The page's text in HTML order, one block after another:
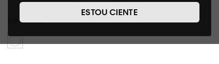
de cookies, informaremos quais cookies usaremos e quais
suas funções. A forma como processamos os dados
nosso Aviso de Privacidade. Quando você visita nosso site,
consideraremos isso como sua solicitação específica para
ESTOU CIENTE
CorBranco